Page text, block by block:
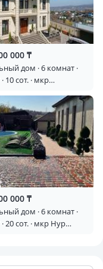
ужины у
наслаждаться
000 ₸
дом · 6 комнат ·
10 сот. · мкр
000 ₸
дом · 6 комнат ·
20 сот. · мкр Нур